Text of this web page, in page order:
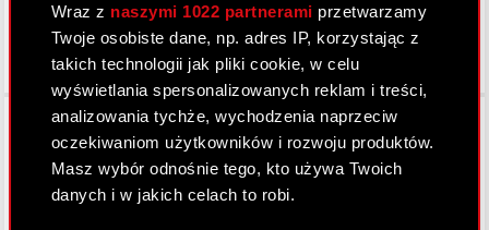
Wraz z naszymi 1022 partnerami przetwarzamy
Twoje osobiste dane, np. adres IP, korzystając z
takich technologii jak pliki cookie, w celu
wyświetlania spersonalizowanych reklam i treści,
analizowania tychże, wychodzenia naprzeciw
oczekiwaniom użytkowników i rozwoju produktów.
Masz wybór odnośnie tego, kto używa Twoich
danych i w jakich celach to robi.
Facebook